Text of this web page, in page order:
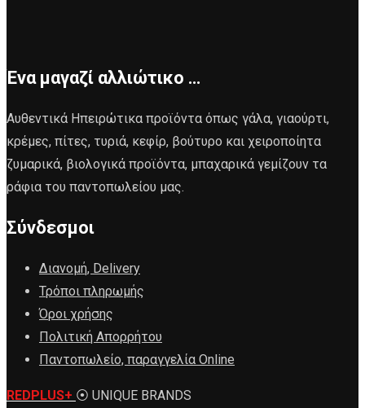
Ένα μαγαζί αλλιώτικο …
Αυθεντικά Ηπειρώτικα προϊόντα όπως γάλα, γιαούρτι,
κρέμες, πίτες, τυριά, κεφίρ, βούτυρο και χειροποίητα
ζυμαρικά, βιολογικά προϊόντα, μπαχαρικά γεμίζουν τα
ράφια του παντοπωλείου μας.
Σύνδεσμοι
Διανομή, Delivery
Τρόποι πληρωμής
Όροι χρήσης
Πολιτική Απορρήτου
Παντοπωλείο, παραγγελία Online
REDPLUS+ ⦿ UNIQUE BRANDS